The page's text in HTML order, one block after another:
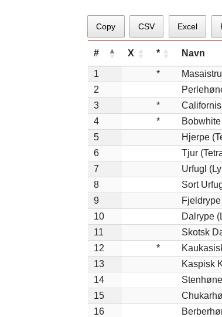
Copy CSV Excel
# X * Navn
1 *
2
3
*
4
*
5
Hjerpe
6
Tjur
7
Urfugl
8
Sort
9
10
Dalrype
11
Skotsk
12
*
13
Kaspisk
14
15
16